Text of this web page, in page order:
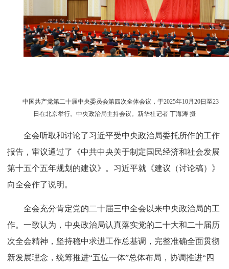
中国共产党第二十届中央委员会第四次全体会议，于2025年10月20日至23
日在北京举行。中央政治局主持会议。新华社记者 丁海涛 摄
全会听取和讨论了习近平受中央政治局委托所作的工作
报告，审议通过了《中共中央关于制定国民经济和社会发展
第十五个五年规划的建议》。习近平就《建议（讨论稿）》
向全会作了说明。
全会充分肯定党的二十届三中全会以来中央政治局的工
作。一致认为，中央政治局认真落实党的二十大和二十届历
次全会精神，坚持稳中求进工作总基调，完整准确全面贯彻
新发展理念，统筹推进“五位一体”总体布局，协调推进“四